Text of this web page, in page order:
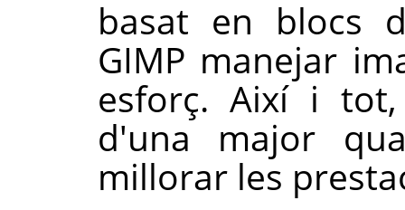
basat en blocs
GIMP manejar
esforç. Així i
d'una major
millorar les